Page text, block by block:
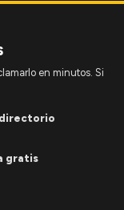
en minutos. Si
directorio
gratis